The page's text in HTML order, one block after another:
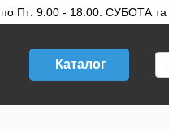
Пт: 9:00 - 18:00. СУБОТА та
Каталог